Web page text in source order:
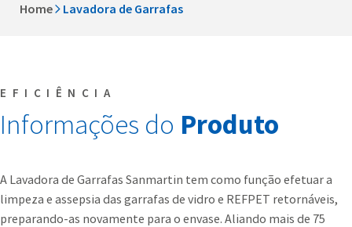
Home Lavadora de Garrafas
EFICIÊNCIA
Informações do Produto
A Lavadora de Garrafas Sanmartin tem como função efetuar a
limpeza e assepsia das garrafas de vidro e REFPET retornáveis,
preparando-as novamente para o envase. Aliando mais de 75